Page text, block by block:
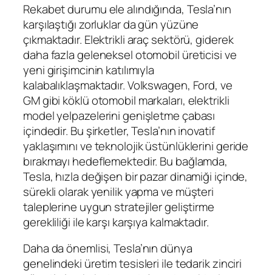
Rekabet durumu ele alındığında, Tesla’nın
karşılaştığı zorluklar da gün yüzüne
çıkmaktadır. Elektrikli araç sektörü, giderek
daha fazla geleneksel otomobil üreticisi ve
yeni girişimcinin katılımıyla
kalabalıklaşmaktadır. Volkswagen, Ford, ve
GM gibi köklü otomobil markaları, elektrikli
model yelpazelerini genişletme çabası
içindedir. Bu şirketler, Tesla’nın inovatif
yaklaşımını ve teknolojik üstünlüklerini geride
bırakmayı hedeflemektedir. Bu bağlamda,
Tesla, hızla değişen bir pazar dinamiği içinde,
sürekli olarak yenilik yapma ve müşteri
taleplerine uygun stratejiler geliştirme
gerekliliği ile karşı karşıya kalmaktadır.
Daha da önemlisi, Tesla’nın dünya
genelindeki üretim tesisleri ile tedarik zinciri